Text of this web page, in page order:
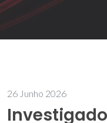
26 Junho 2026